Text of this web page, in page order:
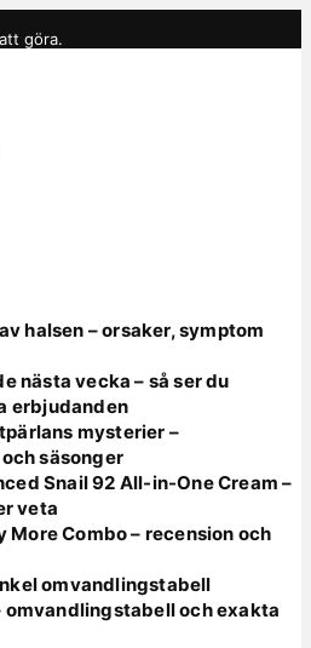
göra.
halsen – orsaker, symptom
nästa vecka – så ser du
erbjudanden
mysterier –
säsonger
Snail 92 All-in-One Cream –
veta
More Combo – recension och
omvandlingstabell
omvandlingstabell och exakta